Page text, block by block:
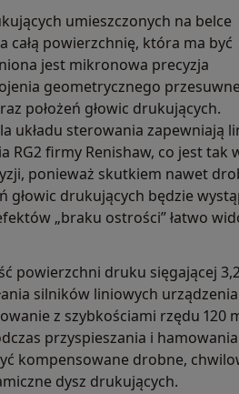
umieszczonych na belce
całą powierzchnię, która ma być
jest mikronowa precyzja
geometrycznego
położeń głowic drukujących.
układu sterowania zapewniają
RG2 firmy Renishaw, co jest tak
ponieważ skutkiem nawet
głowic drukujących będzie
„braku ostrości” łatwo
powierzchni druku sięgającej
silników liniowych
z szybkościami rzędu 120
przyspieszania i
kompensowane drobne,
dysz drukujących.